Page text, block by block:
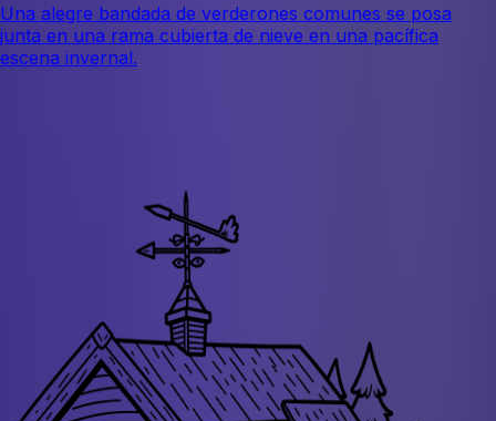
Una alegre bandada de verderones comunes se posa
junta en una rama cubierta de nieve en una pacífica
escena invernal.